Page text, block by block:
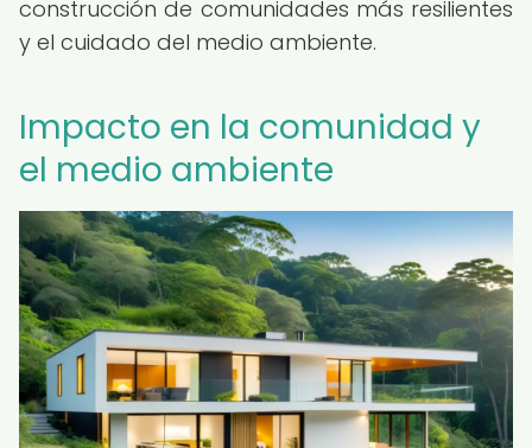
construcción de comunidades más resilientes
y el cuidado del medio ambiente.
Impacto en la comunidad y
el medio ambiente